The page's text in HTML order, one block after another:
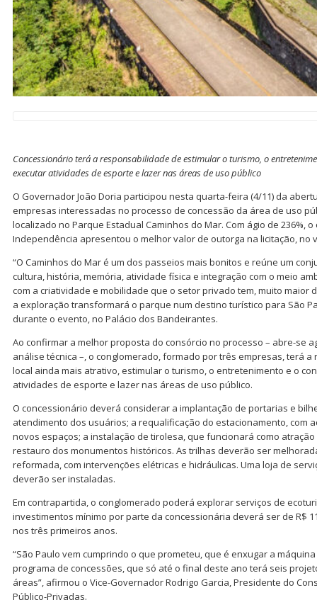
Concessionário terá a responsabilidade de estimular o turismo, o
executar atividades de esporte e lazer nas áreas de uso público
O Governador João Doria participou nesta quarta-feira (4/11) da
empresas interessadas no processo de concessão da área de uso
localizado no Parque Estadual Caminhos do Mar. Com ágio de 236%,
Independência apresentou o melhor valor de outorga na licitação, no
“O Caminhos do Mar é um dos passeios mais bonitos e reúne um
cultura, história, memória, atividade física e integração com o meio
com a criatividade e mobilidade que o setor privado tem, muito maior
a exploração transformará o parque num destino turístico para São
durante o evento, no Palácio dos Bandeirantes.
Ao confirmar a melhor proposta do consórcio no processo – abre-se
análise técnica –, o conglomerado, formado por três empresas, terá
local ainda mais atrativo, estimular o turismo, o entretenimento e o
atividades de esporte e lazer nas áreas de uso público.
O concessionário deverá considerar a implantação de portarias e
atendimento dos usuários; a requalificação do estacionamento, com
novos espaços; a instalação de tirolesa, que funcionará como
restauro dos monumentos históricos. As trilhas deverão ser
reformada, com intervenções elétricas e hidráulicas. Uma loja de
deverão ser instaladas.
Em contrapartida, o conglomerado poderá explorar serviços de
investimentos mínimo por parte da concessionária deverá ser de R$
nos três primeiros anos.
“São Paulo vem cumprindo o que prometeu, que é enxugar a
programa de concessões, que só até o final deste ano terá seis
áreas”, afirmou o Vice-Governador Rodrigo Garcia, Presidente do
Público-Privadas.